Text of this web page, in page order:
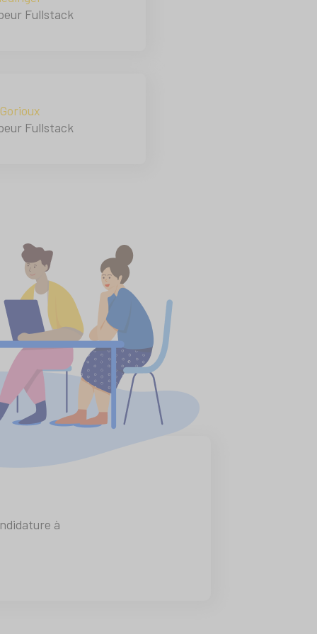
Fullstack
Fullstack
à